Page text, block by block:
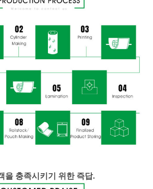
을 충족시키기 위한 즉답.